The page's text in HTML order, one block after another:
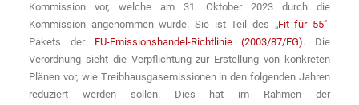
Kommission vor, welche am 31. Oktober 2023 durch die
Kommission angenommen wurde. Sie ist Teil des „Fit für 55″-
Pakets der EU-Emissionshandel-Richtlinie (2003/87/EG). Die
Verordnung sieht die Verpflichtung zur Erstellung von konkreten
Plänen vor, wie Treibhausgasemissionen in den folgenden Jahren
reduziert werden sollen. Dies hat im Rahmen der